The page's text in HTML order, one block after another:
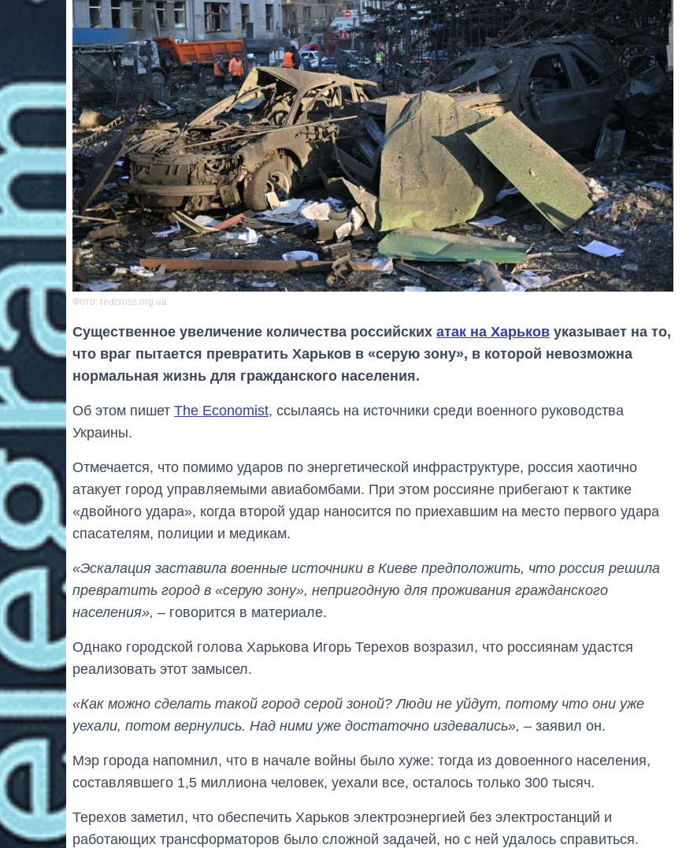
Фото: redcross.org.ua
Существенное увеличение количества российских атак на Харьков указывает на то,
что враг пытается превратить Харьков в «серую зону», в которой невозможна
нормальная жизнь для гражданского населения.
Об этом пишет The Economist, ссылаясь на источники среди военного руководства
Украины.
Отмечается, что помимо ударов по энергетической инфраструктуре, россия хаотично
атакует город управляемыми авиабомбами. При этом россияне прибегают к тактике
«двойного удара», когда второй удар наносится по приехавшим на место первого удара
спасателям, полиции и медикам.
«Эскалация заставила военные источники в Киеве предположить, что россия решила
превратить город в «серую зону», непригодную для проживания гражданского
населения», – говорится в материале.
Однако городской голова Харькова Игорь Терехов возразил, что россиянам удастся
реализовать этот замысел.
«Как можно сделать такой город серой зоной? Люди не уйдут, потому что они уже
уехали, потом вернулись. Над ними уже достаточно издевались», – заявил он.
Мэр города напомнил, что в начале войны было хуже: тогда из довоенного населения,
составлявшего 1,5 миллиона человек, уехали все, осталось только 300 тысяч.
Терехов заметил, что обеспечить Харьков электроэнергией без электростанций и
работающих трансформаторов было сложной задачей, но с ней удалось справиться.
Украине до и во